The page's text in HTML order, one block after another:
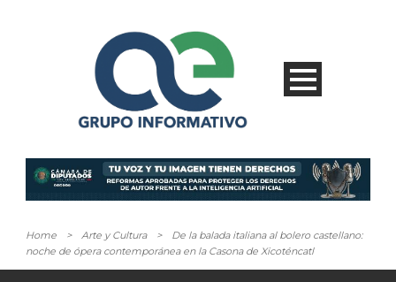
Home > Arte y Cultura >
De la balada italiana al bolero castellano:
noche de ópera contemporánea en la Casona de Xicoténcatl